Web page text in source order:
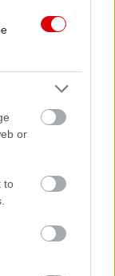
or
to